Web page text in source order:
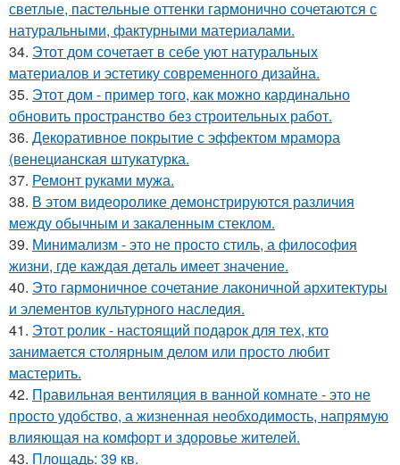
светлые, пастельные оттенки гармонично сочетаются с
натуральными, фактурными материалами.
34. Этот дом сочетает в себе уют натуральных
материалов и эстетику современного дизайна.
35. Этот дом - пример того, как можно кардинально
обновить пространство без строительных работ.
36. Декоративное покрытие с эффектом мрамора
(венецианская штукатурка.
37. Ремонт руками мужа.
38. В этом видеоролике демонстрируются различия
между обычным и закаленным стеклом.
39. Минимализм - это не просто стиль, а философия
жизни, где каждая деталь имеет значение.
40. Это гармоничное сочетание лаконичной архитектуры
и элементов культурного наследия.
41. Этот ролик - настоящий подарок для тех, кто
занимается столярным делом или просто любит
мастерить.
42. Правильная вентиляция в ванной комнате - это не
просто удобство, а жизненная необходимость, напрямую
влияющая на комфорт и здоровье жителей.
43. Площадь: 39 кв.